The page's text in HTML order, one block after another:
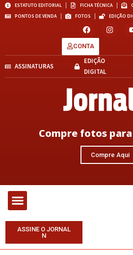
ESTATUTO EDITORIAL FICHA TÉCNICA
PONTOS DE VENDA
FOTOS EDIÇÃO
CONTA
ASSINATURAS
EDIÇÃO
DIGITAL
Compre fotos
Compre Aqui
ASSINE O JORNAL
N